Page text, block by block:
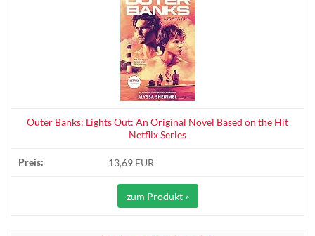
Outer Banks: Lights Out: An Original Novel Based on the Hit
Netflix Series
13,69 EUR
zum Produkt »